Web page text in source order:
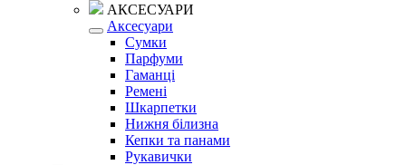
АКСЕСУАРИ
Аксесуари
Сумки
Парфуми
Гаманці
Ремені
Шкарпетки
Нижня білизна
Кепки та панами
Рукавички